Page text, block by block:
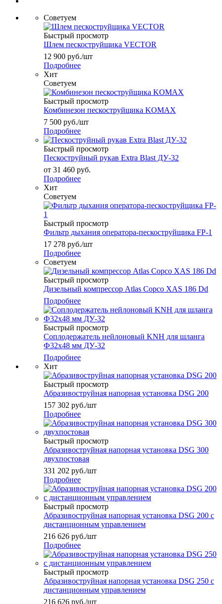
Советуем
Быстрый просмотр
Шлем пескоструйщика VECTOR
12 900 руб./шт
Подробнее
Хит
Советуем
Быстрый просмотр
Комбинезон пескоструйщика KOMAX
7 500 руб./шт
Подробнее
Быстрый просмотр
Пескоструйный рукав Extra Blast ДУ-32
от 31 460 руб.
Подробнее
Хит
Советуем
Быстрый просмотр
Фильтр дыхания оператора-пескоструйщика FP-1
17 278 руб./шт
Подробнее
Советуем
Быстрый просмотр
Дизельный компрессор Atlas Copco XAS 186 Dd
Подробнее
Быстрый просмотр
Соплодержатель нейлоновый KNH для шланга
Ф32х48 мм ДУ-32
Подробнее
Хит
Быстрый просмотр
Абразивоструйная напорная установка DSG 200
157 302 руб./шт
Подробнее
Быстрый просмотр
Абразивоструйная напорная установка DSG 300
двухпостовая
331 202 руб./шт
Подробнее
Быстрый просмотр
Абразивоструйная напорная установка DSG 200 с
дистанционным управлением
216 626 руб./шт
Подробнее
Быстрый просмотр
Абразивоструйная напорная установка DSG 250 с
дистанционным управлением
216 626 руб./шт